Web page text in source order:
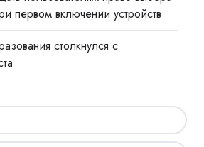
первом включении устройств
столкнулся с